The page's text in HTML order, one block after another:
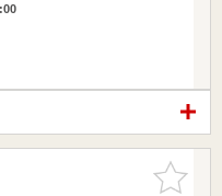
お気に入
りに追加